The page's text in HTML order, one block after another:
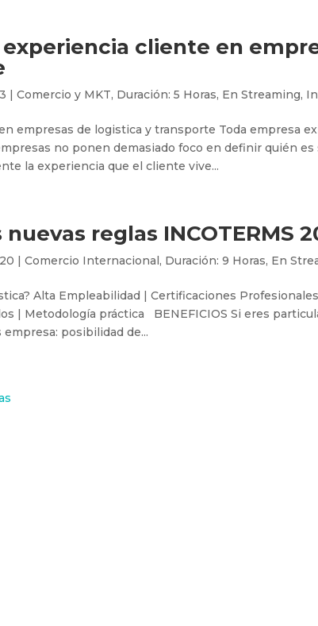
experiencia cliente en
|Comercio y MKT, Duración: 5 Horas, En Streaming,
empresas de logistica y transporte Toda empresa
no ponen demasiado foco en definir quién
la experiencia que el cliente vive...
reglas INCOTERMS
|Comercio Internacional, Duración: 9 Horas, En
Alta Empleabilidad | Certificaciones
| Metodología práctica BENEFICIOS Si eres
posibilidad de...